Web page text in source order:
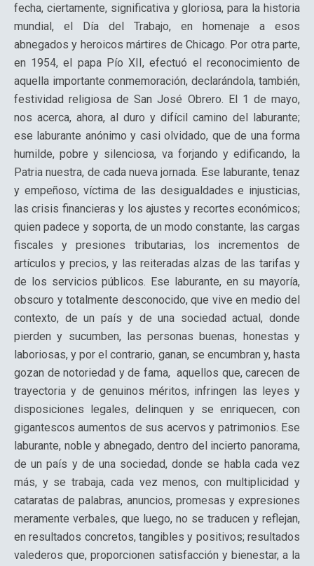
fecha, ciertamente, significativa y gloriosa, para la historia
mundial, el Día del Trabajo, en homenaje a esos
abnegados y heroicos mártires de Chicago. Por otra parte,
en 1954, el papa Pío XII, efectuó el reconocimiento de
aquella importante conmemoración, declarándola, también,
festividad religiosa de San José Obrero. El 1 de mayo,
nos acerca, ahora, al duro y difícil camino del laburante;
ese laburante anónimo y casi olvidado, que de una forma
humilde, pobre y silenciosa, va forjando y edificando, la
Patria nuestra, de cada nueva jornada. Ese laburante, tenaz
y empeñoso, víctima de las desigualdades e injusticias,
las crisis financieras y los ajustes y recortes económicos;
quien padece y soporta, de un modo constante, las cargas
fiscales y presiones tributarias, los incrementos de
artículos y precios, y las reiteradas alzas de las tarifas y
de los servicios públicos. Ese laburante, en su mayoría,
obscuro y totalmente desconocido, que vive en medio del
contexto, de un país y de una sociedad actual, donde
pierden y sucumben, las personas buenas, honestas y
laboriosas, y por el contrario, ganan, se encumbran y, hasta
gozan de notoriedad y de fama, aquellos que, carecen de
trayectoria y de genuinos méritos, infringen las leyes y
disposiciones legales, delinquen y se enriquecen, con
gigantescos aumentos de sus acervos y patrimonios. Ese
laburante, noble y abnegado, dentro del incierto panorama,
de un país y de una sociedad, donde se habla cada vez
más, y se trabaja, cada vez menos, con multiplicidad y
cataratas de palabras, anuncios, promesas y expresiones
meramente verbales, que luego, no se traducen y reflejan,
en resultados concretos, tangibles y positivos; resultados
valederos que, proporcionen satisfacción y bienestar, a la